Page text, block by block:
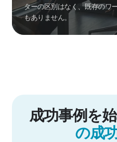
ターの区別はなく、既存のワ
もありません。
成功事例を
の成